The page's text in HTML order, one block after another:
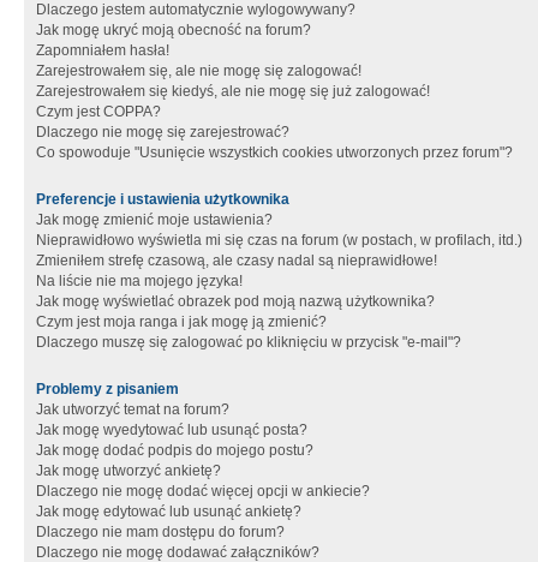
Dlaczego jestem automatycznie wylogowywany?
Jak mogę ukryć moją obecność na forum?
Zapomniałem hasła!
Zarejestrowałem się, ale nie mogę się zalogować!
Zarejestrowałem się kiedyś, ale nie mogę się już zalogować!
Czym jest COPPA?
Dlaczego nie mogę się zarejestrować?
Co spowoduje "Usunięcie wszystkich cookies utworzonych przez forum"?
Preferencje i ustawienia użytkownika
Jak mogę zmienić moje ustawienia?
Nieprawidłowo wyświetla mi się czas na forum (w postach, w profilach, itd.)
Zmieniłem strefę czasową, ale czasy nadal są nieprawidłowe!
Na liście nie ma mojego języka!
Jak mogę wyświetlać obrazek pod moją nazwą użytkownika?
Czym jest moja ranga i jak mogę ją zmienić?
Dlaczego muszę się zalogować po kliknięciu w przycisk "e-mail"?
Problemy z pisaniem
Jak utworzyć temat na forum?
Jak mogę wyedytować lub usunąć posta?
Jak mogę dodać podpis do mojego postu?
Jak mogę utworzyć ankietę?
Dlaczego nie mogę dodać więcej opcji w ankiecie?
Jak mogę edytować lub usunąć ankietę?
Dlaczego nie mam dostępu do forum?
Dlaczego nie mogę dodawać załączników?